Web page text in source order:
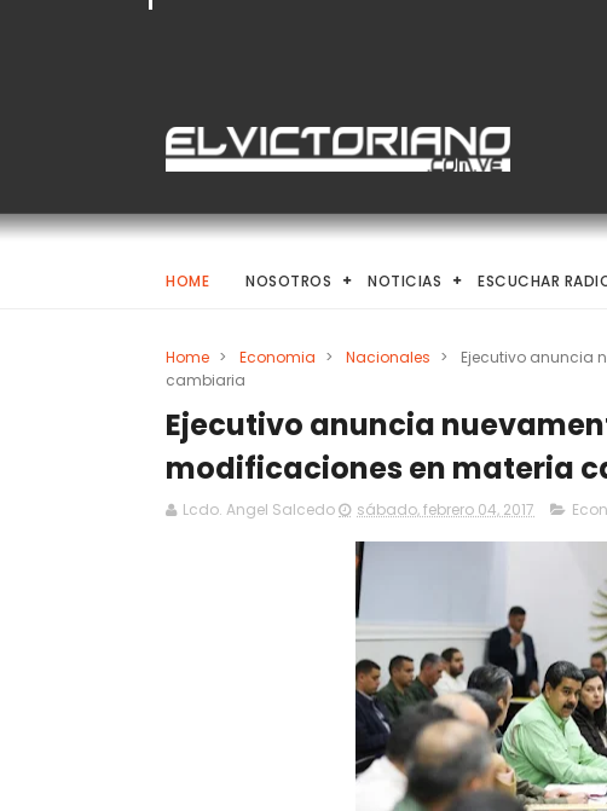
HOME NOSOTROS NOTICIAS ESCUCHAR
Home > Economia > Nacionales >
Ejecutivo anuncia
cambiaria
Ejecutivo anuncia
modificaciones en materia
Lcdo. Angel Salcedo sábado, febrero 04, 2017